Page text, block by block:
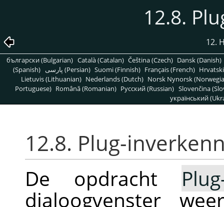
12.8.
12.
български (Bulgarian) Català (Catalan) Čeština (Czech) Dansk (Danish)
(Spanish)
پارسی (Persian) Suomi (Finnish) Français (French)
Lietuvis (Lithuanian) Nederlands (Dutch) Norsk Nynorsk
Portuguese) Română (Romanian) Pусский (Russian) Slovenčina
український
12.8. Plug-
De opdracht
dialoogvenster